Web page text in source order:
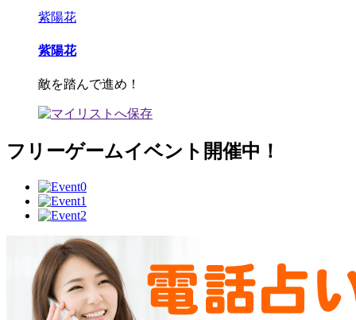
紫陽花
紫陽花
敵を踏んで進め！
フリーゲームイベント開催中！